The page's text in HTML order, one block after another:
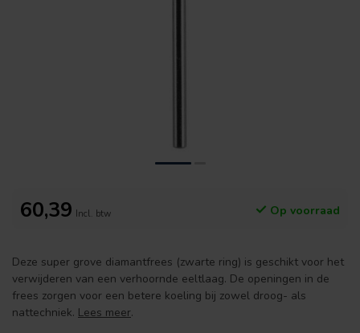
60,39 Incl. btw Op voorraad
Deze super grove diamantfrees (zwarte ring) is geschikt voor het
verwijderen van een verhoornde eeltlaag. De openingen in de
frees zorgen voor een betere koeling bij zowel droog- als
nattechniek. Lees meer.